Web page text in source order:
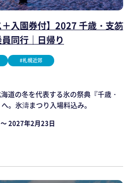
＋入園券付】2027 千歳・支笏
同行｜日帰り
#札幌近郊
道の冬を代表する氷の祭典『千歳・
。氷濤まつり入場料込み。
2027年2月23日